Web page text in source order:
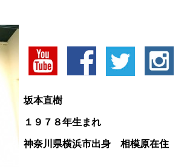
坂本直樹
１９７８年生まれ
神奈川県横浜市出身 相模原在住